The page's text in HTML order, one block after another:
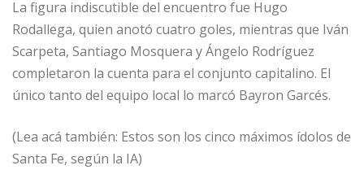
La figura indiscutible del encuentro fue Hugo
Rodallega, quien anotó cuatro goles, mientras que Iván
Scarpeta, Santiago Mosquera y Ángelo Rodríguez
completaron la cuenta para el conjunto capitalino. El
único tanto del equipo local lo marcó Bayron Garcés.​
(Lea acá también: Estos son los cinco máximos ídolos de
Santa Fe, según la IA)